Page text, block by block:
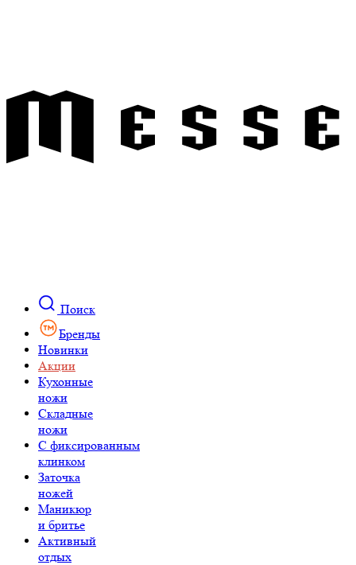
Поиск
Бренды
Новинки
Акции
Кухонные
ножи
Складные
ножи
C фиксированным
клинком
Заточка
ножей
Маникюр
и бритье
Активный
отдых